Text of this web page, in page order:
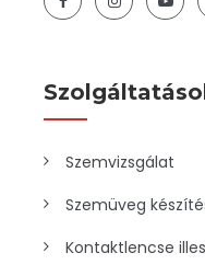
Szemvizsgálat
Szemüveg
Kontaktlencse